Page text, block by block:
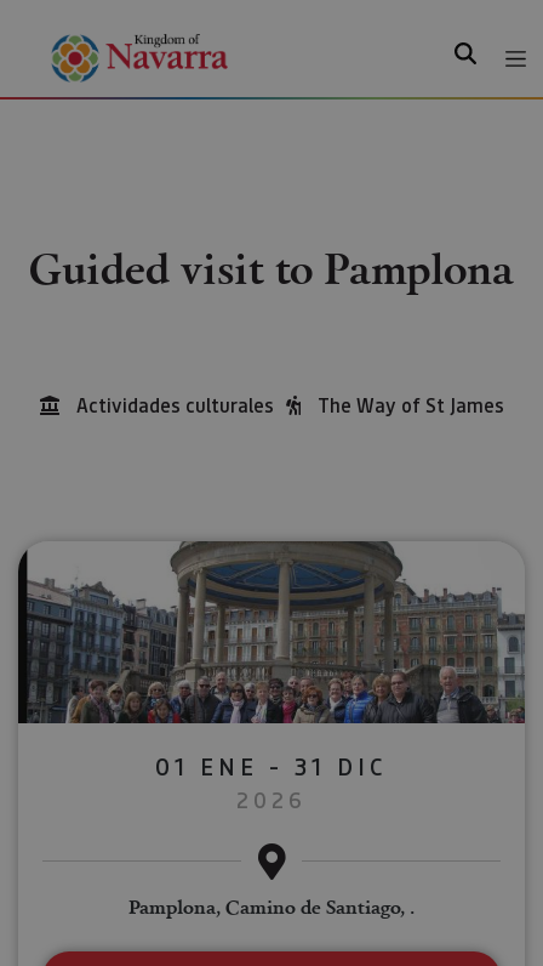
Search
Guided visit to Pamplona
Actividades culturales The Way of St James
01 ENE - 31 DIC
2026
Pamplona, Camino de Santiago, .